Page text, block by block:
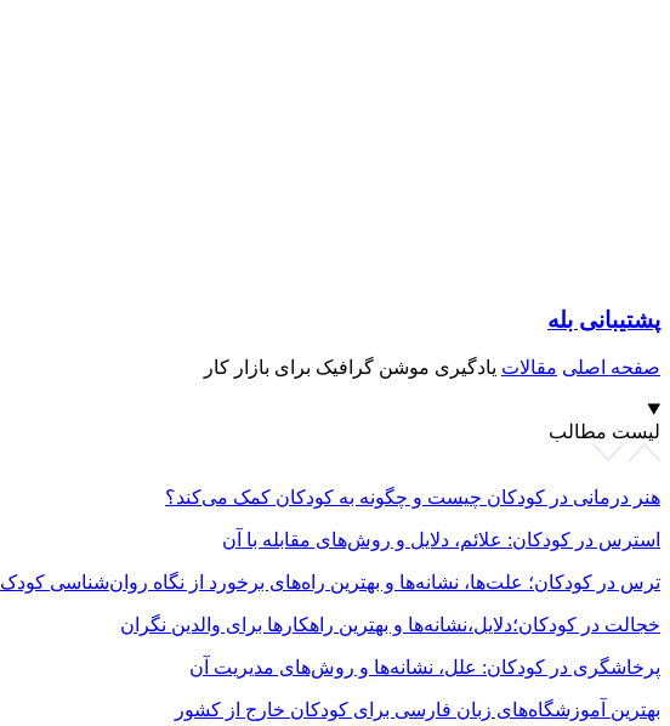
پشتیبانی بله
صفحه اصلی مقالات یادگیری موشن گرافیک برای بازار کار
لیست مطالب
هنر درمانی در کودکان چیست و چگونه به کودکان کمک می‌کند؟
استرس در کودکان: علائم، دلایل و روش‌های مقابله با آن
ترس در کودکان؛ علت‌ها، نشانه‌ها و بهترین راه‌های برخورد از نگاه روان‌شناسی کودک
خجالت در کودکان؛دلایل،نشانه‌ها و بهترین راهکارها برای والدین نگران
پرخاشگری در کودکان: علل، نشانه‌ها و روش‌های مدیریت آن
بهترین آموزشگاه‌های زبان فارسی برای کودکان خارج از کشور